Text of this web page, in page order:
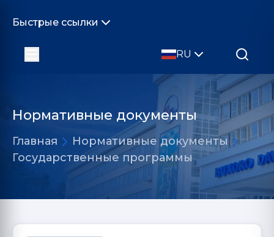
Быстрые ссылки
RU
Нормативные документы
Главная
Нормативные документы
Государственные программы